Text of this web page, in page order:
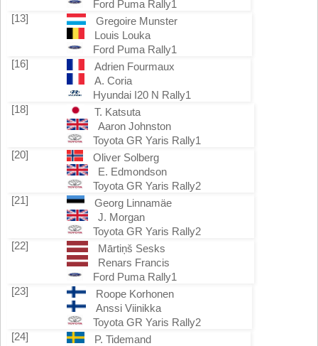
Ford Puma Rally1
[13]
Gregoire Munster
Louis Louka
Ford Puma Rally1
[16]
Adrien Fourmaux
A. Coria
Hyundai I20 N Rally1
[18]
T. Katsuta
Aaron Johnston
Toyota GR Yaris Rally1
[20]
Oliver Solberg
E. Edmondson
Toyota GR Yaris Rally2
[21]
Georg Linnamäe
J. Morgan
Toyota GR Yaris Rally2
[22]
Mārtiņš Sesks
Renars Francis
Ford Puma Rally1
[23]
Roope Korhonen
Anssi Viinikka
Toyota GR Yaris Rally2
[24]
P. Tidemand